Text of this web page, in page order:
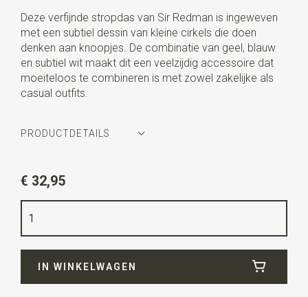
Deze verfijnde stropdas van Sir Redman is ingeweven
met een subtiel dessin van kleine cirkels die doen
denken aan knoopjes. De combinatie van geel, blauw
en subtiel wit maakt dit een veelzijdig accessoire dat
moeiteloos te combineren is met zowel zakelijke als
casual outfits.
PRODUCTDETAILS
geel / blauw / wit
Kwaliteit
Lengteca. 144 cm
€ 32,95
IN WINKELWAGEN